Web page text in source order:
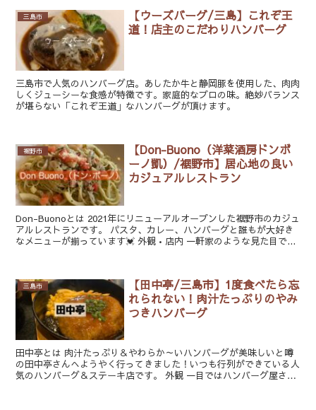
三島市
【ウーズバーグ/三島】これぞ王
道！店主のこだわりハンバーグ
三島市で人気のハンバーグ店。あしたか牛と静岡豚を使用した、肉肉
しくジューシーな食感が特徴です。家庭的なプロの味。絶妙バランス
が堪らない「これぞ王道」なハンバーグが頂けます。
裾野市
【Don-Buono（洋菜酒房ドンボ
ーノ凱）/裾野市】居心地の良い
カジュアルレストラン
Don-Buonoとは 2021年にリニューアルオープンした裾野市のカジュ
アルレストランです。 パスタ、カレー、ハンバーグと誰もが大好き
なメニューが揃っています💓 外観•店内 一軒家のような見た目で...
三島市
【田中亭/三島市】1度食べたら忘
れられない！肉汁たっぷりのやみ
つきハンバーグ
田中亭とは 肉汁たっぷり＆やわらか～いハンバーグが美味しいと噂
の田中亭さんへようやく行ってきました！いつも行列ができている人
気のハンバーグ＆ステーキ店です。 外観 一目ではハンバーグ屋さん